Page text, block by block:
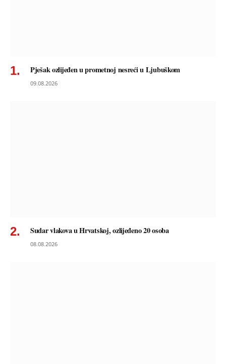
Pješak ozlijeđen u prometnoj nesreći u Ljubuškom
09.08.2026
Sudar vlakova u Hrvatskoj, ozlijeđeno 20 osoba
08.08.2026